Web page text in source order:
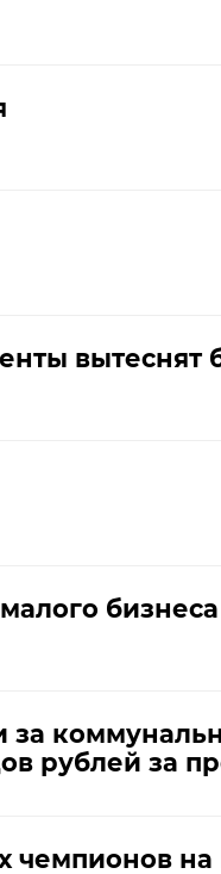
вытеснят
бизнеса
за
рублей за
чемпионов на